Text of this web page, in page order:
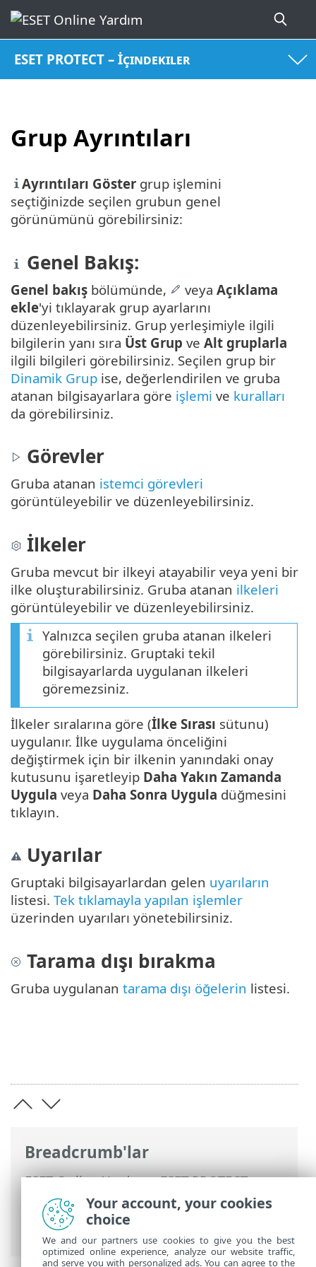
ESET PROTECT – İçindekiler
Grup Ayrıntıları
Breadcrumb'lar
ESET Online Yardım>ESET PROTECT>
ESET PROTECT Ürününü Kullanma>ESET
PROTECT Ana Menü
Bilgisayarlar
Gruplar > Grup Ayrıntıları
Ayrıntıları Göster grup işlemini
seçtiğinizde seçilen grubun genel
görünümünü görebilirsiniz:
Genel Bakış:
Genel bakış bölümünde, veya Açıklama
ekle'yi tıklayarak grup ayarlarını
düzenleyebilirsiniz. Grup yerleşimiyle ilgili
bilgilerin yanı sıra Üst Grup ve Alt gruplarla
ilgili bilgileri görebilirsiniz. Seçilen grup bir
Dinamik Grup ise, değerlendirilen ve gruba
atanan bilgisayarlara göre işlemi ve kuralları
da görebilirsiniz.
Görevler
Gruba atanan istemci görevleri
görüntüleyebilir ve düzenleyebilirsiniz.
İlkeler
Gruba mevcut bir ilkeyi atayabilir veya yeni bir
ilke oluşturabilirsiniz. Gruba atanan ilkeleri
görüntüleyebilir ve düzenleyebilirsiniz.
Yalnızca seçilen gruba atanan ilkeleri
görebilirsiniz. Gruptaki tekil
bilgisayarlarda uygulanan ilkeleri
göremezsiniz.
İlkeler sıralarına göre (İlke Sırası sütunu)
uygulanır. İlke uygulama önceliğini
değiştirmek için bir ilkenin yanındaki onay
kutusunu işaretleyip Daha Yakın Zamanda
Uygula veya Daha Sonra Uygula düğmesini
tıklayın.
Uyarılar
Gruptaki bilgisayarlardan gelen uyarıların
listesi. Tek tıklamayla yapılan işlemler
üzerinden uyarıları yönetebilirsiniz.
Tarama dışı bırakma
Gruba uygulanan tarama dışı öğelerin listesi.
Your account, your cookies
choice
We and our partners use cookies to give you the best
optimized online experience, analyze our website traffic,
and serve you with personalized ads. You can agree to the